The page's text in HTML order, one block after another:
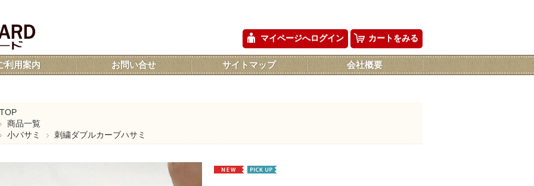
マイページへログイン カートをみる
利用案内 お問い合せ サイトマップ 会社概要
TOP
商品一覧
小バサミ
刺繍ダブルカーブハサミ